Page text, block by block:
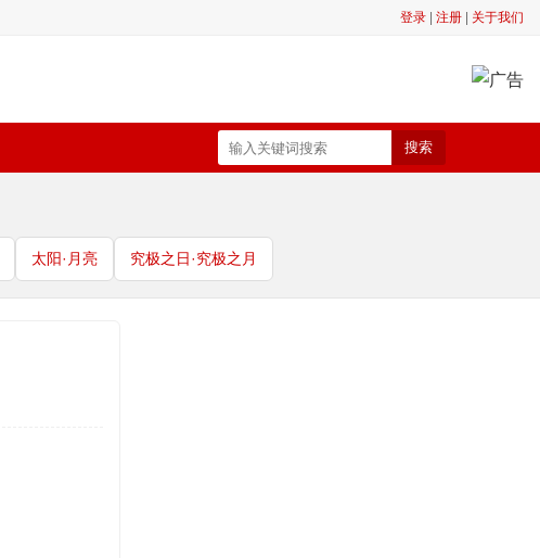
登录 注册 关于我们
搜索
太阳·月亮 究极之日·究极之月